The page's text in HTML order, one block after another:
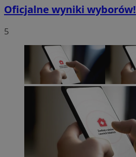
Oficjalne wyniki wyborów!
5